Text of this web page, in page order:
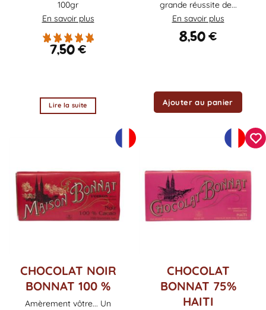
100gr
En savoir plus
7,50€
Lire la suite
grande réussite de...
En savoir plus
8,50€
Ajouter au panier
CHOCOLAT NOIR
BONNAT 100 %
Amèrement vôtre... Un
CHOCOLAT
BONNAT 75%
HAITI